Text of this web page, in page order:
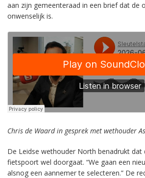
aan zijn gemeenteraad in een brief dat de
onwenselijk is.
Chris de Waard in gesprek met wethouder
De Leidse wethouder North benadrukt dat
fietspoort wel doorgaat. “We gaan een
alsnog een aannemer te selecteren.” De